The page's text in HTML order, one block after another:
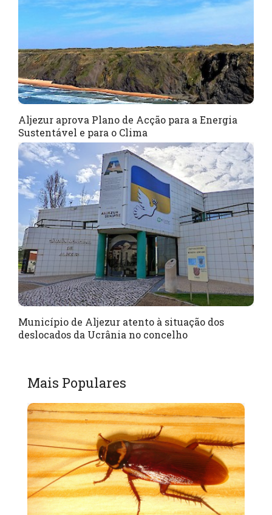
Aljezur aprova Plano de Acção para a Energia
Sustentável e para o Clima
Município de Aljezur atento à situação dos
deslocados da Ucrânia no concelho
Mais Populares